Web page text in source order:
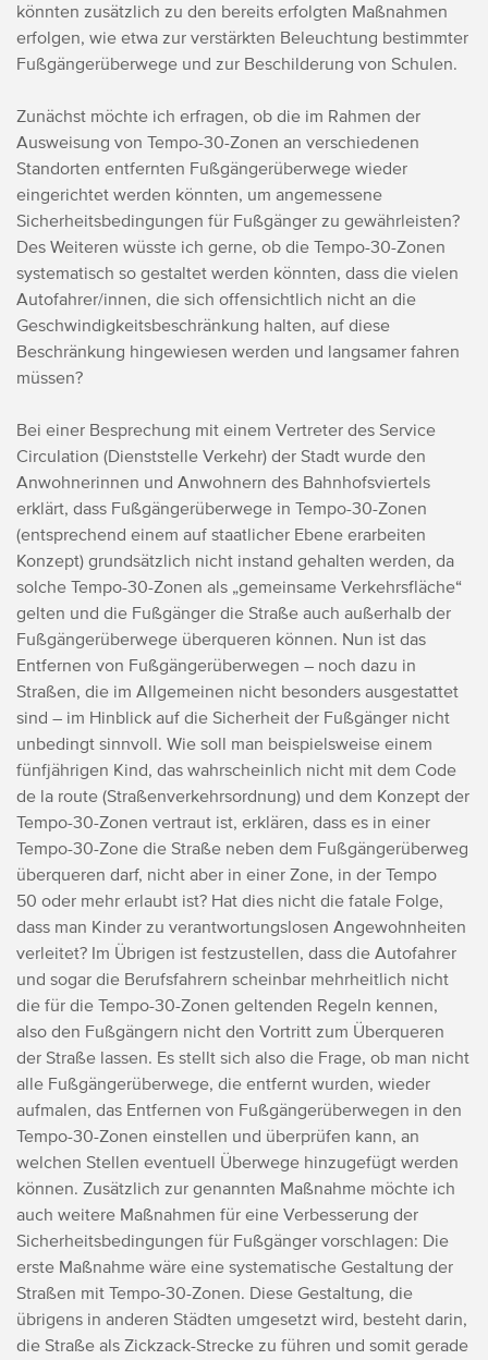
könnten zusätzlich zu den bereits erfolgten Maßnahmen
erfolgen, wie etwa zur verstärkten Beleuchtung bestimmter
Fußgängerüberwege und zur Beschilderung von Schulen.
Zunächst möchte ich erfragen, ob die im Rahmen der
Ausweisung von Tempo-30-Zonen an verschiedenen
Standorten entfernten Fußgängerüberwege wieder
eingerichtet werden könnten, um angemessene
Sicherheitsbedingungen für Fußgänger zu gewährleisten?
Des Weiteren wüsste ich gerne, ob die Tempo-30-Zonen
systematisch so gestaltet werden könnten, dass die vielen
Autofahrer/innen, die sich offensichtlich nicht an die
Geschwindigkeitsbeschränkung halten, auf diese
Beschränkung hingewiesen werden und langsamer fahren
müssen?
Bei einer Besprechung mit einem Vertreter des Service
Circulation (Dienststelle Verkehr) der Stadt wurde den
Anwohnerinnen und Anwohnern des Bahnhofsviertels
erklärt, dass Fußgängerüberwege in Tempo-30-Zonen
(entsprechend einem auf staatlicher Ebene erarbeiten
Konzept) grundsätzlich nicht instand gehalten werden, da
solche Tempo-30-Zonen als „gemeinsame Verkehrsfläche“
gelten und die Fußgänger die Straße auch außerhalb der
Fußgängerüberwege überqueren können. Nun ist das
Entfernen von Fußgängerüberwegen – noch dazu in
Straßen, die im Allgemeinen nicht besonders ausgestattet
sind – im Hinblick auf die Sicherheit der Fußgänger nicht
unbedingt sinnvoll. Wie soll man beispielsweise einem
fünfjährigen Kind, das wahrscheinlich nicht mit dem Code
de la route (Straßenverkehrsordnung) und dem Konzept der
Tempo-30-Zonen vertraut ist, erklären, dass es in einer
Tempo-30-Zone die Straße neben dem Fußgängerüberweg
überqueren darf, nicht aber in einer Zone, in der Tempo
50 oder mehr erlaubt ist? Hat dies nicht die fatale Folge,
dass man Kinder zu verantwortungslosen Angewohnheiten
verleitet? Im Übrigen ist festzustellen, dass die Autofahrer
und sogar die Berufsfahrern scheinbar mehrheitlich nicht
die für die Tempo-30-Zonen geltenden Regeln kennen,
also den Fußgängern nicht den Vortritt zum Überqueren
der Straße lassen. Es stellt sich also die Frage, ob man nicht
alle Fußgängerüberwege, die entfernt wurden, wieder
aufmalen, das Entfernen von Fußgängerüberwegen in den
Tempo-30-Zonen einstellen und überprüfen kann, an
welchen Stellen eventuell Überwege hinzugefügt werden
können. Zusätzlich zur genannten Maßnahme möchte ich
auch weitere Maßnahmen für eine Verbesserung der
Sicherheitsbedingungen für Fußgänger vorschlagen: Die
erste Maßnahme wäre eine systematische Gestaltung der
Straßen mit Tempo-30-Zonen. Diese Gestaltung, die
übrigens in anderen Städten umgesetzt wird, besteht darin,
die Straße als Zickzack-Strecke zu führen und somit gerade